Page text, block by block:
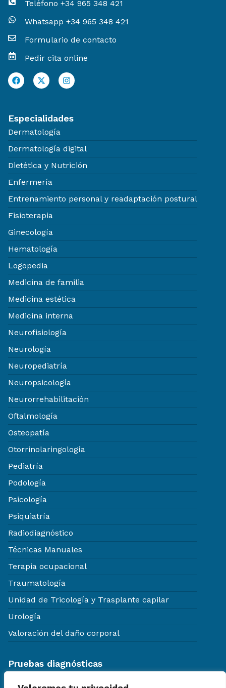
Teléfono +34 965 348 421
Whatsapp +34 965 348 421
Formulario de contacto
Pedir cita online
Especialidades
Dermatología
Dermatología digital
Dietética y Nutrición
Enfermería
Entrenamiento personal y readaptación postural
Fisioterapia
Ginecología
Hematología
Logopedia
Medicina de familia
Medicina estética
Medicina interna
Neurofisiología
Neurología
Neuropediatría
Neuropsicología
Neurorrehabilitación
Oftalmología
Osteopatía
Otorrinolaringología
Pediatría
Podología
Psicología
Psiquiatría
Radiodiagnóstico
Técnicas Manuales
Terapia ocupacional
Traumatología
Unidad de Tricología y Trasplante capilar
Urología
Valoración del daño corporal
Pruebas diagnósticas